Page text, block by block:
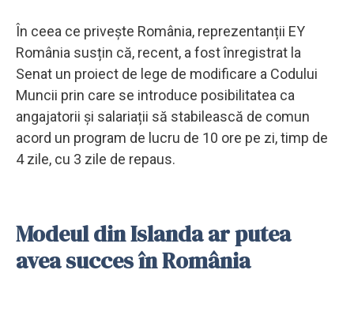
În ceea ce privește România, reprezentanții EY
România susțin că, recent, a fost înregistrat la
Senat un proiect de lege de modificare a Codului
Muncii prin care se introduce posibilitatea ca
angajatorii și salariații să stabilească de comun
acord un program de lucru de 10 ore pe zi, timp de
4 zile, cu 3 zile de repaus.
Modeul din Islanda ar putea
avea succes în România